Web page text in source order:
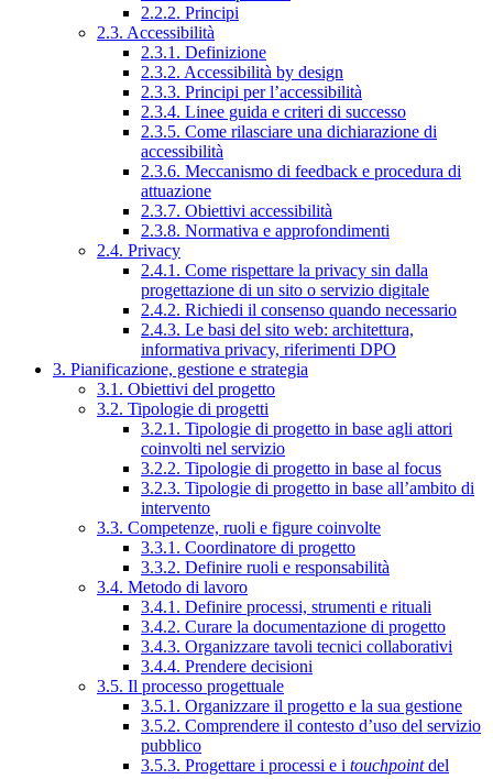
2.2.2. Principi
2.3. Accessibilità
2.3.1. Definizione
2.3.2. Accessibilità by design
2.3.3. Principi per l’accessibilità
2.3.4. Linee guida e criteri di successo
2.3.5. Come rilasciare una dichiarazione di
accessibilità
2.3.6. Meccanismo di feedback e procedura di
attuazione
2.3.7. Obiettivi accessibilità
2.3.8. Normativa e approfondimenti
2.4. Privacy
2.4.1. Come rispettare la privacy sin dalla
progettazione di un sito o servizio digitale
2.4.2. Richiedi il consenso quando necessario
2.4.3. Le basi del sito web: architettura,
informativa privacy, riferimenti DPO
3. Pianificazione, gestione e strategia
3.1. Obiettivi del progetto
3.2. Tipologie di progetti
3.2.1. Tipologie di progetto in base agli attori
coinvolti nel servizio
3.2.2. Tipologie di progetto in base al focus
3.2.3. Tipologie di progetto in base all’ambito di
intervento
3.3. Competenze, ruoli e figure coinvolte
3.3.1. Coordinatore di progetto
3.3.2. Definire ruoli e responsabilità
3.4. Metodo di lavoro
3.4.1. Definire processi, strumenti e rituali
3.4.2. Curare la documentazione di progetto
3.4.3. Organizzare tavoli tecnici collaborativi
3.4.4. Prendere decisioni
3.5. Il processo progettuale
3.5.1. Organizzare il progetto e la sua gestione
3.5.2. Comprendere il contesto d’uso del servizio
pubblico
3.5.3. Progettare i processi e i touchpointdel